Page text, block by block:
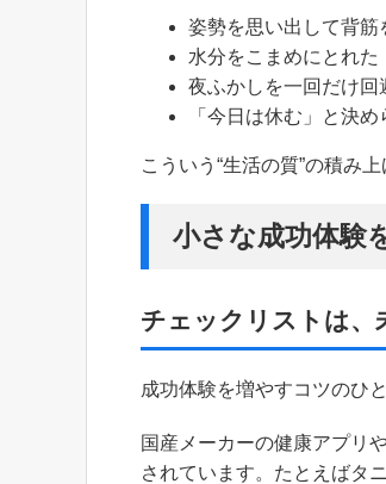
姿勢を思い出して背筋
水分をこまめにとれた
夜ふかしを一回だけ回
「今日は休む」と決
こういう“生活の質”の積み
小さな成功体験
チェックリストは、
成功体験を増やすコツのひと
国産メーカーの健康アプリ
されています。たとえばタ